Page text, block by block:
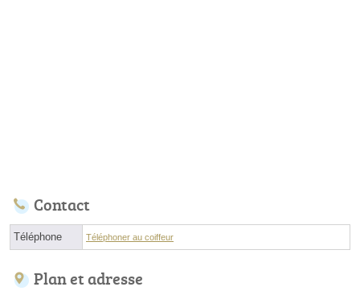
Contact
Téléphone Téléphoner au coiffeur
Plan et adresse